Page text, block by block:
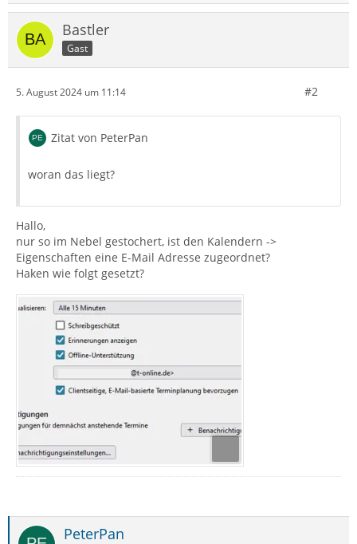
Bastler
Gast
5. August 2024 um 11:14 #2
Zitat von PeterPan
woran das liegt?
Hallo,
nur so im Nebel gestochert, ist den Kalendern ->
Eigenschaften eine E-Mail Adresse zugeordnet?
Haken wie folgt gesetzt?
PeterPan